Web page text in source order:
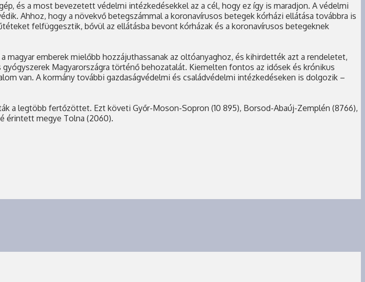
és a most bevezetett védelmi intézkedésekkel az a cél, hogy ez így is maradjon. A védelmi
Ahhoz, hogy a növekvő betegszámmal a koronavírusos betegek kórházi ellátása továbbra is
felfüggesztik, bővül az ellátásba bevont kórházak és a koronavírusos betegeknek
magyar emberek mielőbb hozzájuthassanak az oltóanyaghoz, és kihirdették azt a rendeletet,
Magyarországra történő behozatalát. Kiemelten fontos az idősek és krónikus
van. A kormány további gazdaságvédelmi és családvédelmi intézkedéseken is dolgozik –
a legtöbb fertőzöttet. Ezt követi Győr-Moson-Sopron (10 895), Borsod-Abaúj-Zemplén (8766),
érintett megye Tolna (2060).